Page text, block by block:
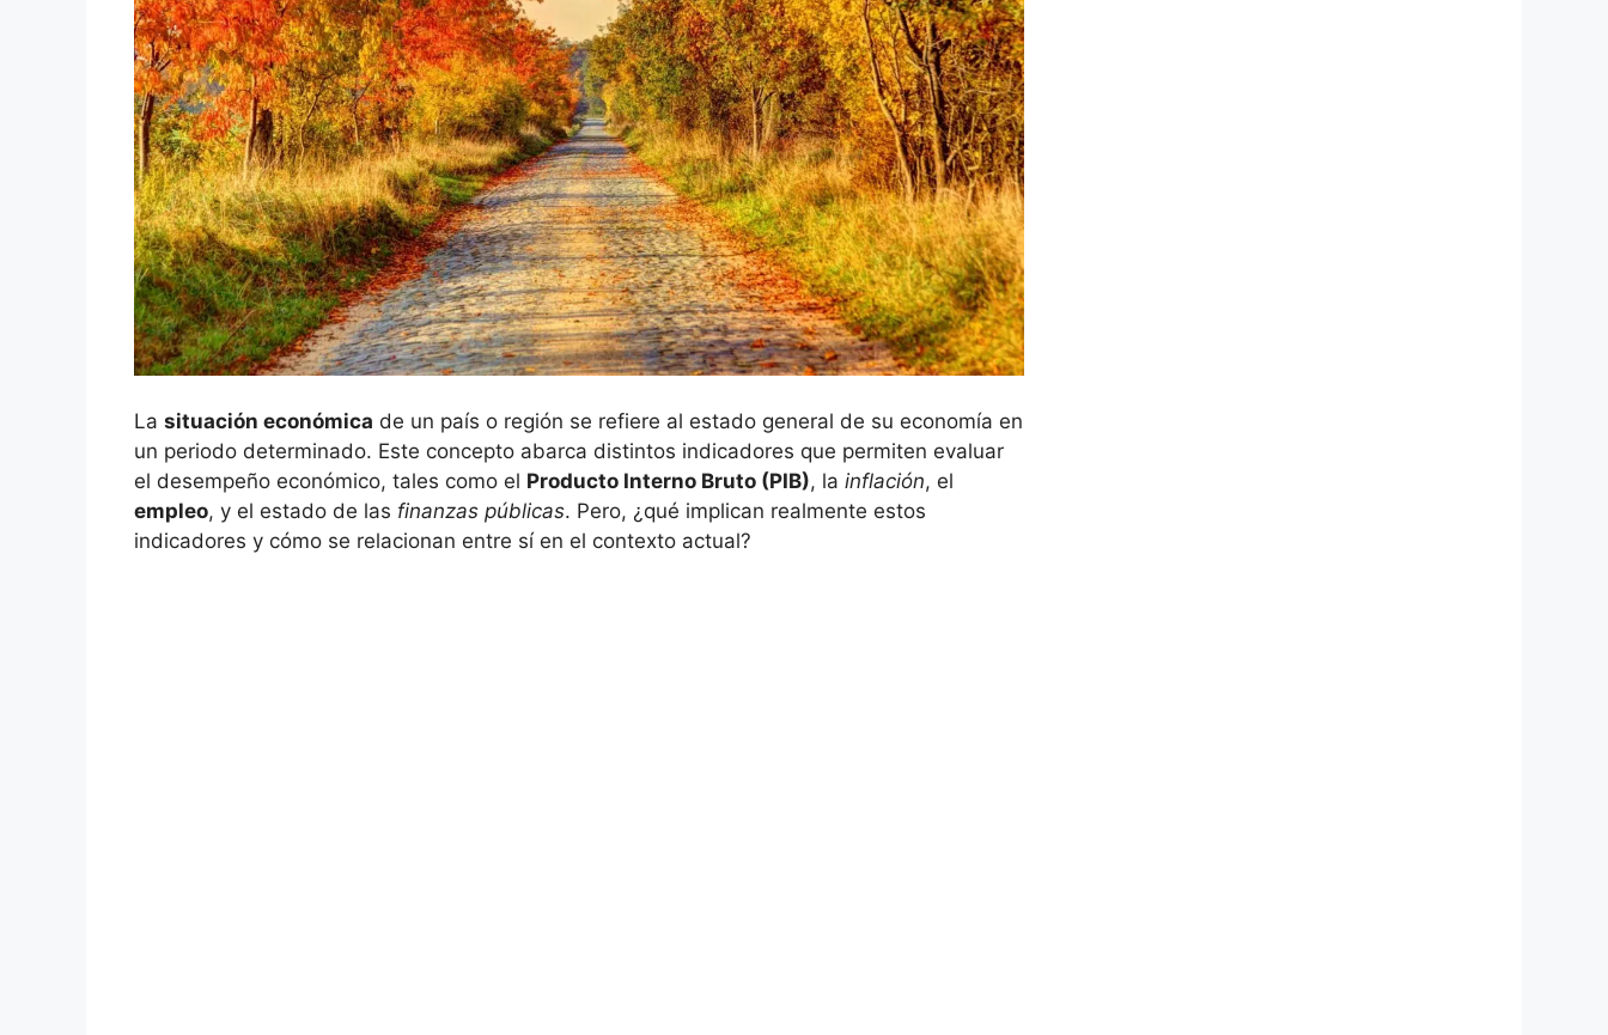
La situación económica de un país o región se refiere al estado general de su economía en
un periodo determinado. Este concepto abarca distintos indicadores que permiten evaluar
el desempeño económico, tales como el Producto Interno Bruto (PIB), la inflación, el
empleo, y el estado de las finanzas públicas. Pero, ¿qué implican realmente estos
indicadores y cómo se relacionan entre sí en el contexto actual?